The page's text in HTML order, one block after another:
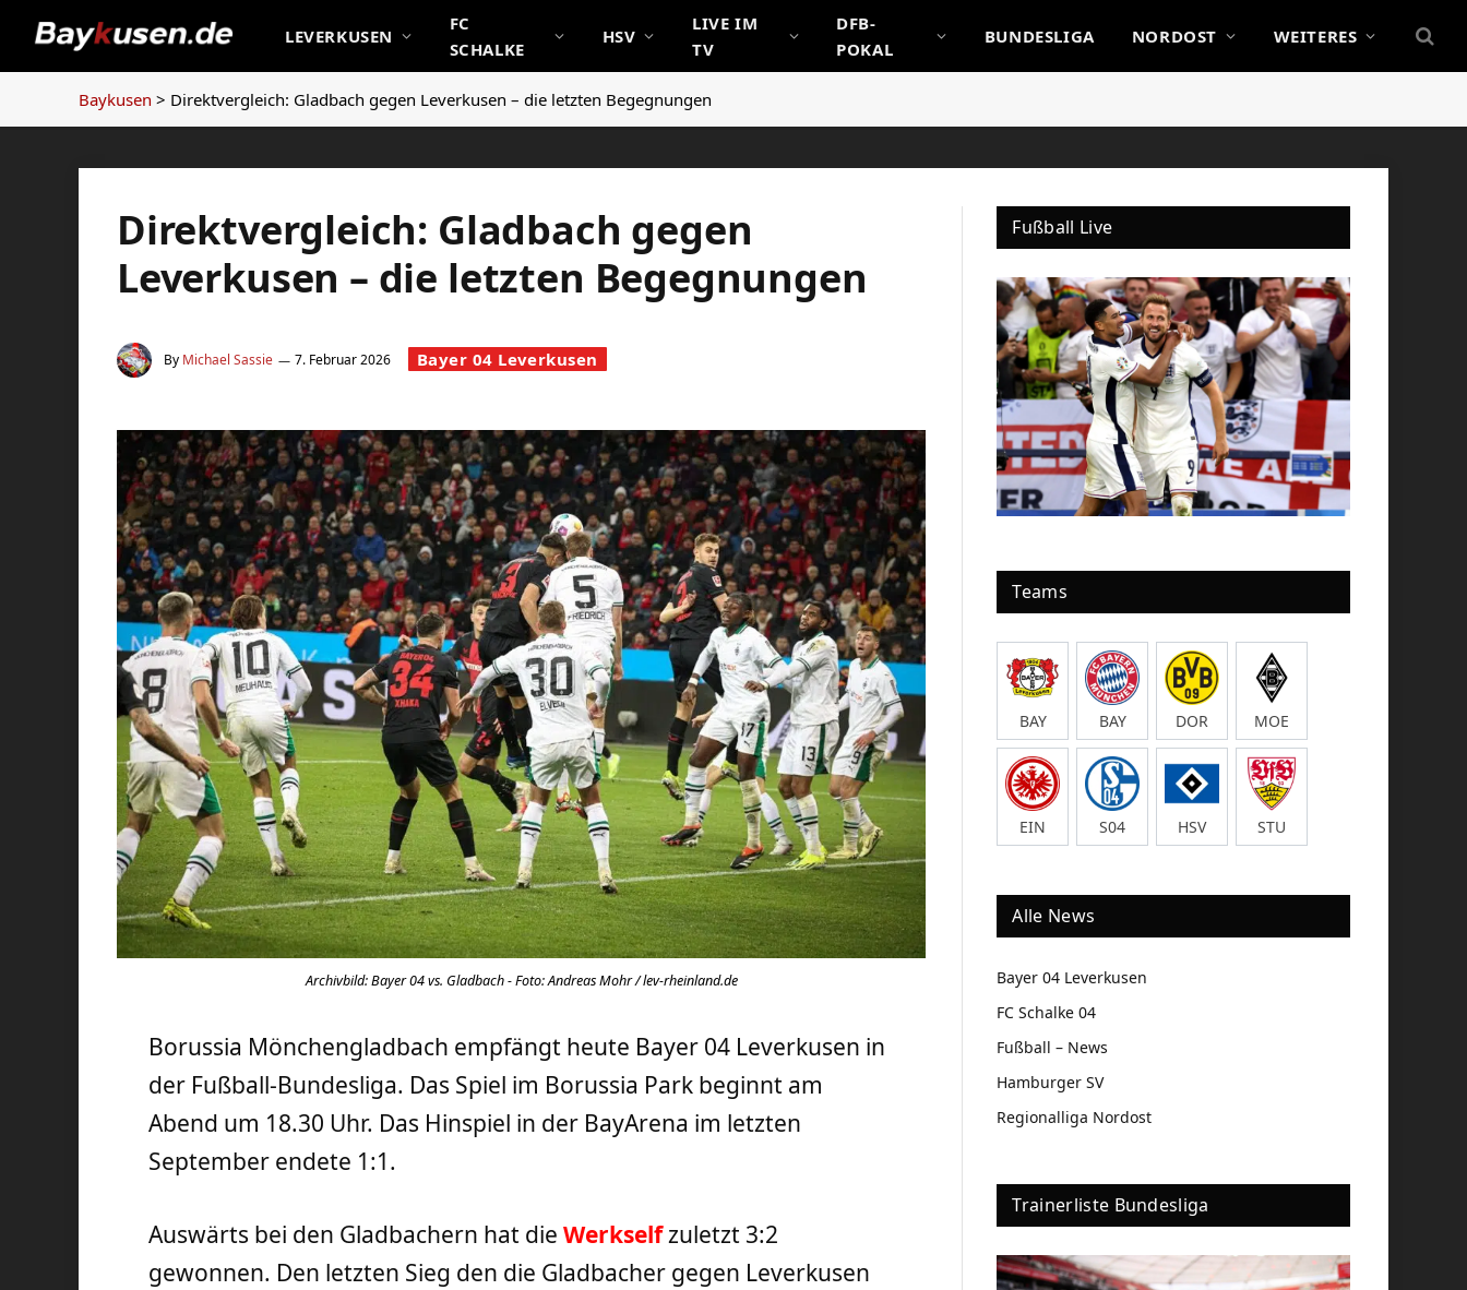
LEVERKUSEN
FC
SCHALKE
HSV
LIVE IM
TV
DFB-
POKAL
BUNDESLIGA NORDOST WEITERES
Baykusen > Direktvergleich: Gladbach gegen Leverkusen – die letzten Begegnungen
Direktvergleich: Gladbach gegen
Leverkusen – die letzten Begegnungen
By Michael Sassie 7. Februar 2026 Bayer 04 Leverkusen
Archivbild: Bayer 04 vs. Gladbach - Foto: Andreas Mohr / lev-rheinland.de
Borussia Mönchengladbach empfängt heute Bayer 04 Leverkusen in
der Fußball-Bundesliga. Das Spiel im Borussia Park beginnt am
Abend um 18.30 Uhr. Das Hinspiel in der BayArena im letzten
September endete 1:1.
Auswärts bei den Gladbachern hat dieWerkselfzuletzt 3:2
gewonnen. Den letzten Sieg den die Gladbacher gegen Leverkusen
Fußball Live
Teams
BAY BAY DOR MOE
EIN S04 HSV STU
Alle News
Bayer 04 Leverkusen
FC Schalke 04
Fußball – News
Hamburger SV
Regionalliga Nordost
Trainerliste Bundesliga